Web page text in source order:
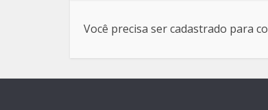
Você precisa ser cadastrado para